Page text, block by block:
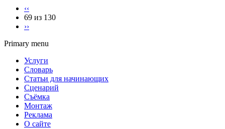
‹‹
69 из 130
››
Primary menu
Услуги
Словарь
Статьи для начинающих
Сценарий
Съёмка
Монтаж
Реклама
О сайте